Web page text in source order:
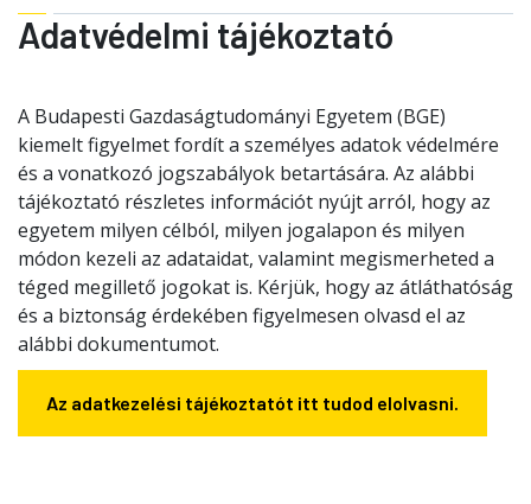
Adatvédelmi tájékoztató
A Budapesti Gazdaságtudományi Egyetem (BGE)
kiemelt figyelmet fordít a személyes adatok védelmére
és a vonatkozó jogszabályok betartására. Az alábbi
tájékoztató részletes információt nyújt arról, hogy az
egyetem milyen célból, milyen jogalapon és milyen
módon kezeli az adataidat, valamint megismerheted a
téged megillető jogokat is. Kérjük, hogy az átláthatóság
és a biztonság érdekében figyelmesen olvasd el az
alábbi dokumentumot.
Az adatkezelési tájékoztatót itt tudod elolvasni.